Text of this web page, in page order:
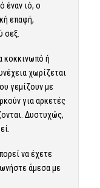
έναν ιό, ο
επαφή,
σεξ.
κοκκινωπό ή
χωρίζεται
γεμίζουν με
για αρκετές
Δυστυχώς,
να έχετε
άμεσα με